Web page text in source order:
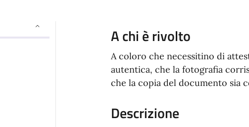
A chi è rivolto
A coloro che necessitino di
autentica, che la fotografia
che la copia del documento sia
Descrizione